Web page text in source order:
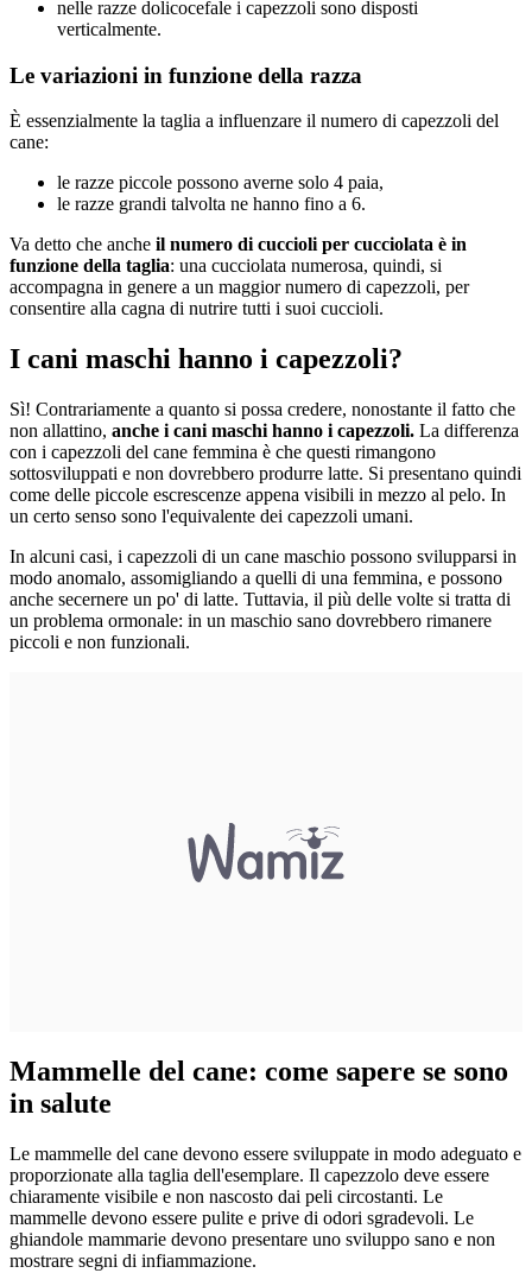
nelle razze dolicocefale i capezzoli sono disposti
verticalmente.
Le variazioni in funzione della razza
È essenzialmente la taglia a influenzare il numero di capezzoli del
cane:
le razze piccole possono averne solo 4 paia,
le razze grandi talvolta ne hanno fino a 6.
Va detto che anche il numero di cuccioli per cucciolata è in
funzione della taglia: una cucciolata numerosa, quindi, si
accompagna in genere a un maggior numero di capezzoli, per
consentire alla cagna di nutrire tutti i suoi cuccioli.
I cani maschi hanno i capezzoli?
Sì! Contrariamente a quanto si possa credere, nonostante il fatto che
non allattino, anche i cani maschi hanno i capezzoli. La differenza
con i capezzoli del cane femmina è che questi rimangono
sottosviluppati e non dovrebbero produrre latte. Si presentano quindi
come delle piccole escrescenze appena visibili in mezzo al pelo. In
un certo senso sono l'equivalente dei capezzoli umani.
In alcuni casi, i capezzoli di un cane maschio possono svilupparsi in
modo anomalo, assomigliando a quelli di una femmina, e possono
anche secernere un po' di latte. Tuttavia, il più delle volte si tratta di
un problema ormonale: in un maschio sano dovrebbero rimanere
piccoli e non funzionali.
Mammelle del cane: come sapere se sono
in salute
Le mammelle del cane devono essere sviluppate in modo adeguato e
proporzionate alla taglia dell'esemplare. Il capezzolo deve essere
chiaramente visibile e non nascosto dai peli circostanti. Le
mammelle devono essere pulite e prive di odori sgradevoli. Le
ghiandole mammarie devono presentare uno sviluppo sano e non
mostrare segni di infiammazione.